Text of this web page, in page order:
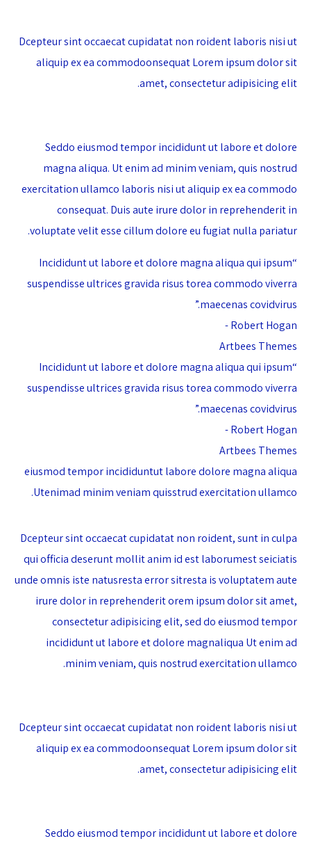
Dcepteur sint occaecat cupidatat non roident laboris nisi ut
aliquip ex ea commodoonsequat Lorem ipsum dolor sit
amet, consectetur adipisicing elit.
Seddo eiusmod tempor incididunt ut labore et dolore
magna aliqua. Ut enim ad minim veniam, quis nostrud
exercitation ullamco laboris nisi ut aliquip ex ea commodo
consequat. Duis aute irure dolor in reprehenderit in
voluptate velit esse cillum dolore eu fugiat nulla pariatur.
“Incididunt ut labore et dolore magna aliqua qui ipsum
suspendisse ultrices gravida risus torea commodo viverra
maecenas covidvirus.”
Robert Hogan -
Artbees Themes
“Incididunt ut labore et dolore magna aliqua qui ipsum
suspendisse ultrices gravida risus torea commodo viverra
maecenas covidvirus.”
Robert Hogan -
Artbees Themes
eiusmod tempor incididuntut labore dolore magna aliqua
Utenimad minim veniam quisstrud exercitation ullamco.
Dcepteur sint occaecat cupidatat non roident, sunt in culpa
qui officia deserunt mollit anim id est laborumest seiciatis
unde omnis iste natusresta error sitresta is voluptatem aute
irure dolor in reprehenderit orem ipsum dolor sit amet,
consectetur adipisicing elit, sed do eiusmod tempor
incididunt ut labore et dolore magnaliqua Ut enim ad
minim veniam, quis nostrud exercitation ullamco.
Dcepteur sint occaecat cupidatat non roident laboris nisi ut
aliquip ex ea commodoonsequat Lorem ipsum dolor sit
amet, consectetur adipisicing elit.
Seddo eiusmod tempor incididunt ut labore et dolore